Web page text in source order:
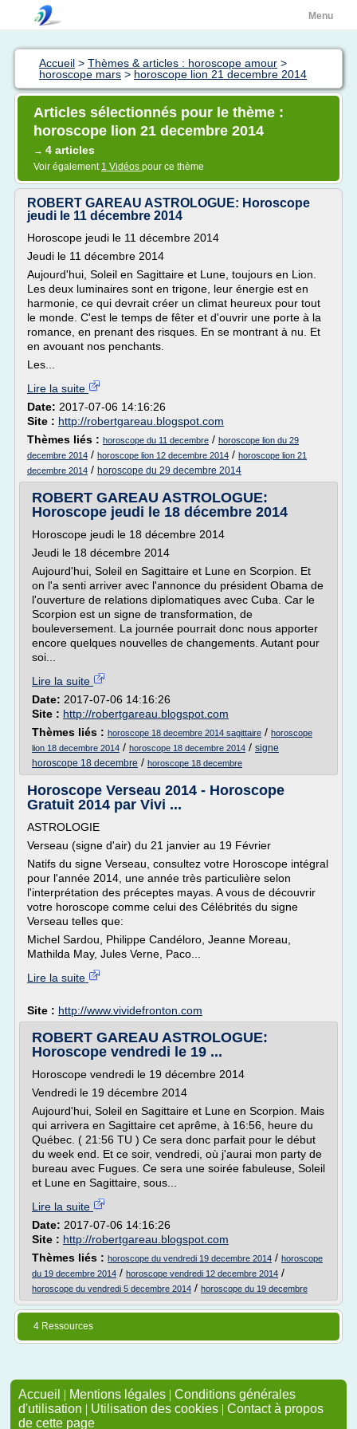
Menu
Accueil > Thèmes & articles : horoscope amour >
horoscope mars > horoscope lion 21 decembre 2014
Articles sélectionnés pour le thème :
horoscope lion 21 decembre 2014
→ 4 articles
Voir également 1 Vidéos pour ce thème
ROBERT GAREAU ASTROLOGUE: Horoscope
jeudi le 11 décembre 2014
Horoscope jeudi le 11 décembre 2014
Jeudi le 11 décembre 2014
Aujourd'hui, Soleil en Sagittaire et Lune, toujours en Lion.
Les deux luminaires sont en trigone, leur énergie est en
harmonie, ce qui devrait créer un climat heureux pour tout
le monde. C'est le temps de fêter et d'ouvrir une porte à la
romance, en prenant des risques. En se montrant à nu. Et
en avouant nos penchants.
Les...
Lire la suite
Date: 2017-07-06 14:16:26
Site : http://robertgareau.blogspot.com
Thèmes liés : horoscope du 11 decembre / horoscope lion du 29
decembre 2014 / horoscope lion 12 decembre 2014 / horoscope lion 21
decembre 2014 / horoscope du 29 decembre 2014
ROBERT GAREAU ASTROLOGUE:
Horoscope jeudi le 18 décembre 2014
Horoscope jeudi le 18 décembre 2014
Jeudi le 18 décembre 2014
Aujourd'hui, Soleil en Sagittaire et Lune en Scorpion. Et
on l'a senti arriver avec l'annonce du président Obama de
l'ouverture de relations diplomatiques avec Cuba. Car le
Scorpion est un signe de transformation, de
bouleversement. La journée pourrait donc nous apporter
encore quelques nouvelles de changements. Autant pour
soi...
Lire la suite
Date: 2017-07-06 14:16:26
Site : http://robertgareau.blogspot.com
Thèmes liés : horoscope 18 decembre 2014 sagittaire / horoscope
lion 18 decembre 2014 / horoscope 18 decembre 2014 / signe
horoscope 18 decembre / horoscope 18 decembre
Horoscope Verseau 2014 - Horoscope
Gratuit 2014 par Vivi ...
ASTROLOGIE
Verseau (signe d'air) du 21 janvier au 19 Février
Natifs du signe Verseau, consultez votre Horoscope intégral
pour l'année 2014, une année très particulière selon
l'interprétation des préceptes mayas. A vous de découvrir
votre horoscope comme celui des Célébrités du signe
Verseau telles que:
Michel Sardou, Philippe Candéloro, Jeanne Moreau,
Mathilda May, Jules Verne, Paco...
Lire la suite
Site : http://www.vividefronton.com
ROBERT GAREAU ASTROLOGUE:
Horoscope vendredi le 19 ...
Horoscope vendredi le 19 décembre 2014
Vendredi le 19 décembre 2014
Aujourd'hui, Soleil en Sagittaire et Lune en Scorpion. Mais
qui arrivera en Sagittaire cet aprême, à 16:56, heure du
Québec. ( 21:56 TU ) Ce sera donc parfait pour le début
du week end. Et ce soir, vendredi, où j'aurai mon party de
bureau avec Fugues. Ce sera une soirée fabuleuse, Soleil
et Lune en Sagittaire, sous...
Lire la suite
Date: 2017-07-06 14:16:26
Site : http://robertgareau.blogspot.com
Thèmes liés : horoscope du vendredi 19 decembre 2014 / horoscope
du 19 decembre 2014 / horoscope vendredi 12 decembre 2014 /
horoscope du vendredi 5 decembre 2014 / horoscope du 19 decembre
4 Ressources
Accueil | Mentions légales | Conditions générales
d'utilisation | Utilisation des cookies | Contact à propos
de cette page